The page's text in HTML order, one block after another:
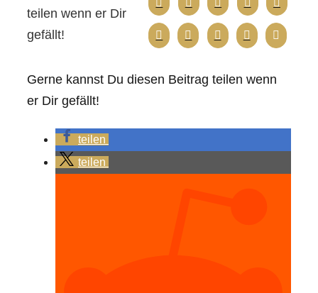
teilen wenn er Dir
gefällt!
Gerne kannst Du diesen Beitrag teilen wenn
er Dir gefällt!
teilen
teilen